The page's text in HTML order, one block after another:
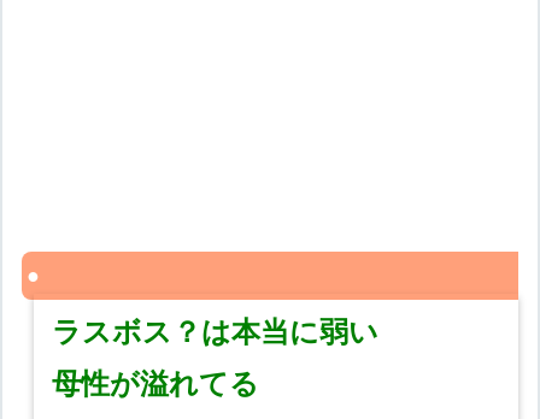
ラスボス？は本当に弱い
母性が溢れてる